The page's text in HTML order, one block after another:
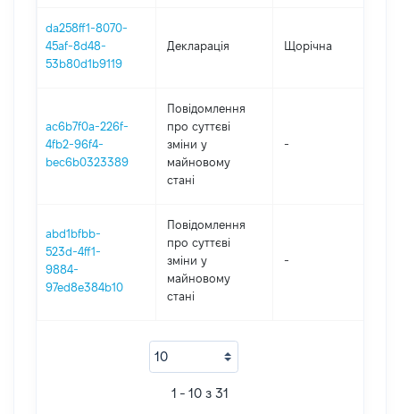
da258ff1-8070-
45af-8d48-
53b80d1b9119
Декларація Щорічна
ac6b7f0a-226f-
4fb2-96f4-
bec6b0323389
Повідомлення
про суттєві
зміни y
майновому
стані
-
abd1bfbb-
523d-4ff1-
9884-
97ed8e384b10
Повідомлення
про суттєві
зміни y
майновому
стані
-
1 - 10 з 31